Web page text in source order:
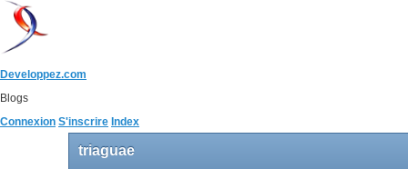
Developpez.com
Blogs
Connexion S'inscrire Index
triaguae